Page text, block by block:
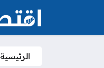
الرئيسية